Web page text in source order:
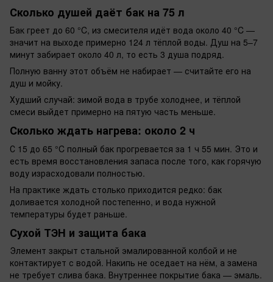
Сколько душей даёт бак на 75 л
Бак греет до 60 °C, из смесителя идёт вода около 40 °C —
значит на выходе примерно 124 л тёплой воды. Душ на 5–7
минут забирает около 40 л, то есть 3 душа подряд.
Полную ванну этот объём не набирает — считайте его на
душ и мойку.
Худший случай: зимой вода в трубе холоднее, и тёплой
смеси выйдет примерно на пятую часть меньше.
Сколько ждать нагрева: около 2 ч
С 15 до 65 °C полный бак прогревается за 1 ч 55 мин. Это и
есть время восстановления запаса после того, как горячую
воду израсходовали полностью.
На практике ждать столько приходится редко: бак
доливается холодной постепенно, и вода нужной
температуры будет раньше.
Сухой ТЭН и защита бака
Элемент закрыт стальной эмалированной колбой и не
контактирует с водой. Накипь не оседает на нём, а замена
не требует слива бака. Внутреннее покрытие бака — эмаль.